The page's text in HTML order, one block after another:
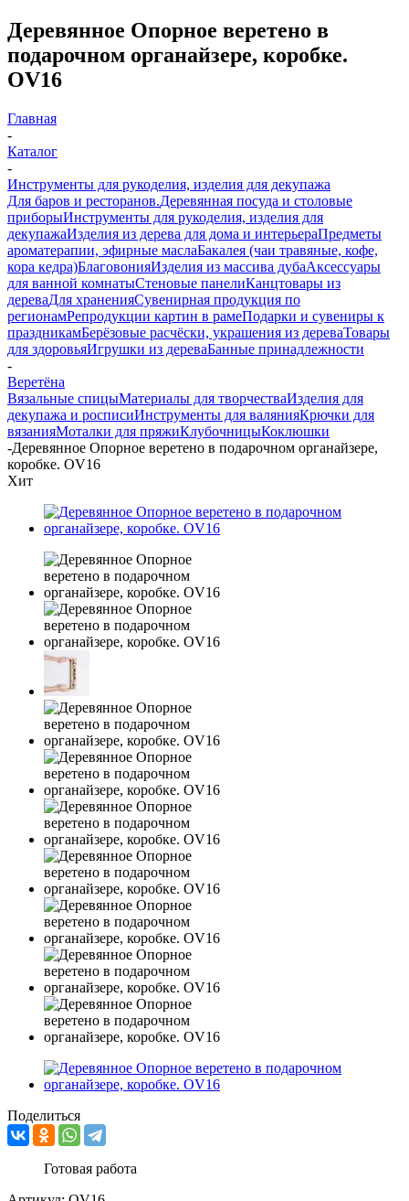
Деревянное Опорное веретено в
подарочном органайзере, коробке.
OV16
Главная
-
Каталог
-
Инструменты для рукоделия, изделия для декупажа
Для баров и ресторанов.Деревянная посуда и столовые
приборыИнструменты для рукоделия, изделия для
декупажаИзделия из дерева для дома и интерьераПредметы
ароматерапии, эфирные маслаБакалея (чаи травяные, кофе,
кора кедра)БлаговонияИзделия из массива дубаАксессуары
для ванной комнатыСтеновые панелиКанцтовары из
дереваДля храненияСувенирная продукция по
регионамРепродукции картин в рамеПодарки и сувениры к
праздникамБерёзовые расчёски, украшения из дереваТовары
для здоровьяИгрушки из дереваБанные принадлежности
-
Веретёна
Вязальные спицыМатериалы для творчестваИзделия для
декупажа и росписиИнструменты для валянияКрючки для
вязанияМоталки для пряжиКлубочницыКоклюшки
-Деревянное Опорное веретено в подарочном органайзере,
коробке. OV16
Хит
Поделиться
Готовая работа